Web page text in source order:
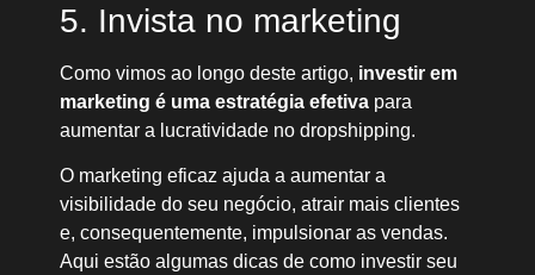
5. Invista no marketing
Como vimos ao longo deste artigo, investir em
marketing é uma estratégia efetiva para
aumentar a lucratividade no dropshipping.
O marketing eficaz ajuda a aumentar a
visibilidade do seu negócio, atrair mais clientes
e, consequentemente, impulsionar as vendas.
Aqui estão algumas dicas de como investir seu